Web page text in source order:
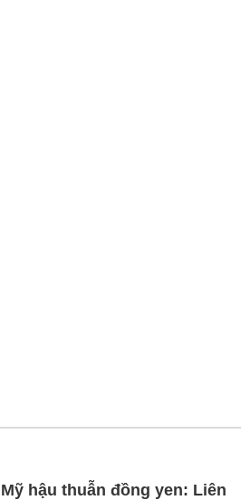
Mỹ hậu thuẫn đồng yen: Liên